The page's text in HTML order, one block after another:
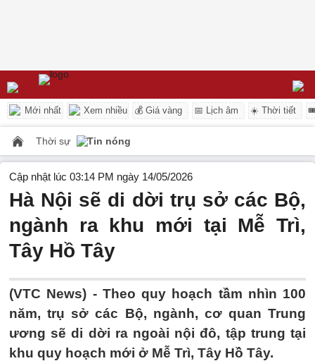
Mới nhất Xem nhiều 💰 Giá vàng 📅 Lịch âm ☀️ Thời tiết
Thời sự Tin nóng
Cập nhật lúc 03:14 PM ngày 14/05/2026
Hà Nội sẽ di dời trụ sở các Bộ,
ngành ra khu mới tại Mễ Trì,
Tây Hồ Tây
(VTC News) - Theo quy hoạch tầm nhìn 100
năm, trụ sở các Bộ, ngành, cơ quan Trung
ương sẽ di dời ra ngoài nội đô, tập trung tại
khu quy hoạch mới ở Mễ Trì, Tây Hồ Tây.